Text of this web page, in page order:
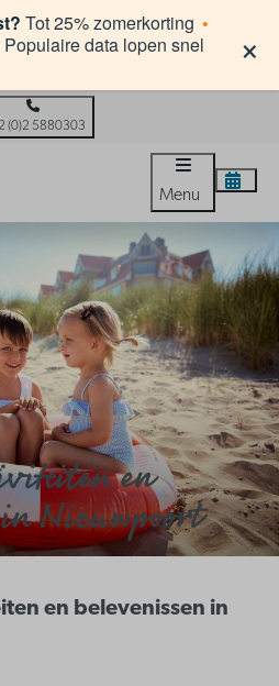
Tot 25% zomerkorting •
Populaire data lopen snel
×
(0)2 5880303
Menu
en
Nieuwpoort
en belevenissen in